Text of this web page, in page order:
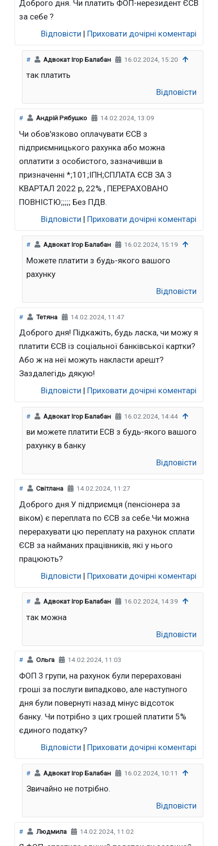
Доброго дня. Чи платить ФОП-нерезидент ЄСВ
за себе ?
Відповісти | Приховати дочірні коментарі
# Адвокат Ігор Балабан 16.02.2024, 15:20
так платить
Відповісти
# Андрій Рябушко 14.02.2024, 13:09
Чи обов'язково оплачувати ЄСВ з
підприємницького рахунка або можна
оплатити з особистого, зазначивши в
призначенні *;101;ІПН;СПЛАТА ЄСВ ЗА 3
КВАРТАЛ 2022 р, 22% , ПЕРЕРАХОВАНО
ПОВНІСТЮ;;;;; Без ПДВ.
Відповісти | Приховати дочірні коментарі
# Адвокат Ігор Балабан 16.02.2024, 15:19
Можете платити з будь-якого вашого
рахунку
Відповісти
# Тетяна 14.02.2024, 11:47
Доброго дня! Підкажіть, будь ласка, чи можу я
платити ЄСВ із соціальної банківської картки?
Або ж на неї можуть накласти арешт?
Заздалегідь дякую!
Відповісти | Приховати дочірні коментарі
# Адвокат Ігор Балабан 16.02.2024, 14:44
ви можете платити ЕСВ з будь-якого вашого
рахунку в банку
Відповісти
# Світлана 14.02.2024, 11:27
Доброго дня.У підприємця (пенсіонера за
віком) є переплата по ЄСВ за себе.Чи можна
перерахувати цю переплату на рахунок сплати
ЄСВ за найманих працівників, які у нього
працюють?
Відповісти | Приховати дочірні коментарі
# Адвокат Ігор Балабан 16.02.2024, 14:39
так можна
Відповісти
# Ольга 14.02.2024, 11:03
ФОП 3 групи, на рахунок були перераховані
гроші за послуги випадково, але наступного
дня були повернуті назад мінус відсоток
банку. Чи потрібно з цих грошей платити 5%
єдиного податку?
Відповісти | Приховати дочірні коментарі
# Адвокат Ігор Балабан 16.02.2024, 10:11
Звичайно не потрібно.
Відповісти
# Людмила 14.02.2024, 11:02